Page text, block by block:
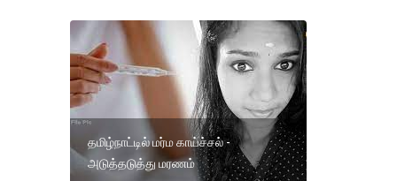
தமிழ்நாட்டில் மர்ம காய்ச்சல் -
அடுத்தடுத்து மரணம்